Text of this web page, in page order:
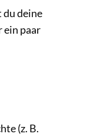
du deine
ein paar
(z. B.